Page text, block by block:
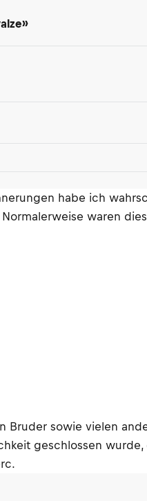
habe ich
waren
sowie vielen
geschlossen